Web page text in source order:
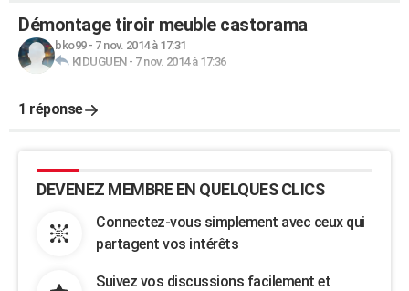
Démontage tiroir meuble castorama
bko99- 7 nov. 2014 à 17:31
KIDUGUEN- 7 nov. 2014 à 17:36
1 réponse
DEVENEZ MEMBRE EN QUELQUES CLICS
Connectez-vous simplement avec ceux qui
partagent vos intérêts
Suivez vos discussions facilement et